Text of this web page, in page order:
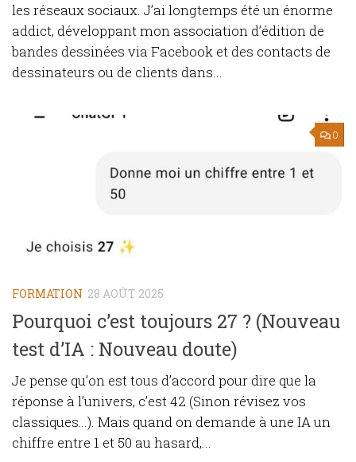
les réseaux sociaux. J’ai longtemps été un énorme
addict, développant mon association d’édition de
bandes dessinées via Facebook et des contacts de
dessinateurs ou de clients dans...
0
FORMATION 28 AOÛT 2025
Pourquoi c’est toujours 27 ? (Nouveau
test d’IA : Nouveau doute)
Je pense qu’on est tous d’accord pour dire que la
réponse à l’univers, c’est 42 (Sinon révisez vos
classiques…). Mais quand on demande à une IA un
chiffre entre 1 et 50 au hasard,...